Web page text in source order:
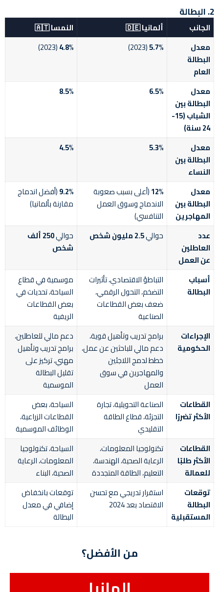
2. البطالة
الجانب ألمانيا 🇩🇪
النمسا 🇦🇹
معدل
البطالة
العام
5.7%
(2023)
4.8%
(2023)
معدل
البطالة بين
الشباب (15-
24 سنة)
6.5%
8.5%
معدل
البطالة بين
النساء
5.3%
4.5%
معدل
البطالة بين
المهاجرين
12%(أعلى بسبب صعوبة
الاندماج وسوق العمل
التنافسي)
9.2%(أفضل اندماج
مقارنة بألمانيا)
عدد
العاطلين
عن العمل
حوالي2.5 مليون شخص حوالي
250 ألف
شخص
أسباب
البطالة
التباطؤ الاقتصادي، تأثيرات
التضخم، التحول الرقمي،
ضعف بعض القطاعات
الصناعية
موسمية في قطاع
السياحة، تحديات في
بعض القطاعات
الريفية
الإجراءات
الحكومية
برامج تدريب وتأهيل قوية،
دعم مالي للباحثين عن عمل،
خطط لدمج اللاجئين
والمهاجرين في سوق
العمل
دعم مالي للعاطلين،
برامج تدريب وتأهيل
مهني، تركيز على
تقليل البطالة
الموسمية
القطاعات
الأكثر تضررًا
الصناعة التحويلية، تجارة
التجزئة، قطاع الطاقة
التقليدي
السياحة، بعض
القطاعات الزراعية،
الوظائف الموسمية
القطاعات
الأكثر طلبًا
للعمالة
تكنولوجيا المعلومات،
الرعاية الصحية، الهندسة،
التعليم، الطاقة المتجددة
السياحة، تكنولوجيا
المعلومات، الرعاية
الصحية، البناء
توقعات
البطالة
المستقبلية
استقرار تدريجي مع تحسن
الاقتصاد بعد 2024
توقعات بانخفاض
إضافي في معدل
البطالة
من الأفضل؟